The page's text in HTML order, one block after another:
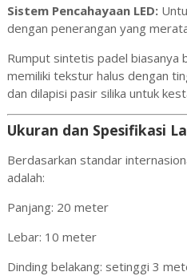
Sistem Pencahayaan LED:
dengan penerangan yang
Rumput sintetis padel biasanya
memiliki tekstur halus dengan
dan dilapisi pasir silika untuk
Ukuran dan Spesifikasi
Berdasarkan standar
adalah:
Panjang: 20 meter
Lebar: 10 meter
Dinding belakang: setinggi 3